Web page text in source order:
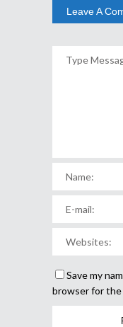
Leave A
Save my
browser for